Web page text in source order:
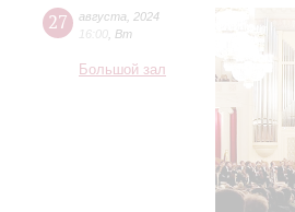
27 августа
2024
16:00 Вт
Большой зал